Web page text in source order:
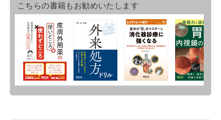
こちらの書籍もお勧めいたします